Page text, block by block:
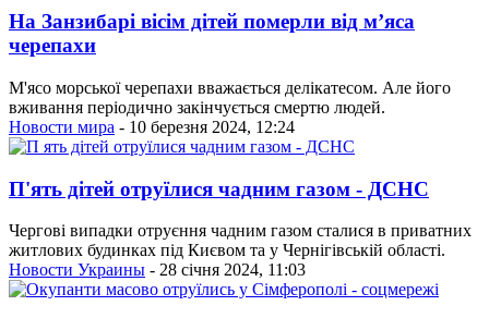
На Занзибарі вісім дітей померли від м’яса
черепахи
М'ясо морської черепахи вважається делікатесом. Але його
вживання періодично закінчується смертю людей.
Новости мира - 10 березня 2024, 12:24
П'ять дітей отруїлися чадним газом - ДСНС
Чергові випадки отруєння чадним газом сталися в приватних
житлових будинках під Києвом та у Чернігівській області.
Новости Украины - 28 січня 2024, 11:03